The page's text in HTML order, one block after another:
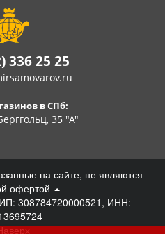
336 25 25
в СПб:
35 "А"
на сайте, не являются
офертой
308784720000521, ИНН: